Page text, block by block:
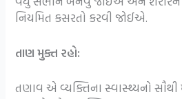
નિયમિત કસરતો કરવી જોઈએ.
તાણ મુક્ત રહો:
તણાવ એ વ્યક્તિના સ્વાસ્થ્યનો